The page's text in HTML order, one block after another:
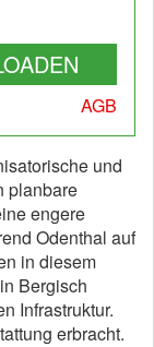
AGB
und
planbare
engere
Odenthal auf
in diesem
Bergisch
Infrastruktur.
erbracht.